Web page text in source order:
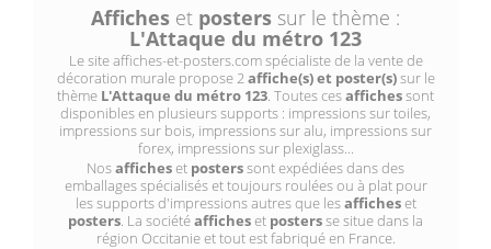
Affiches et posters sur le thème :
L'Attaque du métro 123
Le site affiches-et-posters.com spécialiste de la vente de
décoration murale propose 2affiche(s) et poster(s)sur le
thème L'Attaque du métro 123. Toutes cesaffichessont
disponibles en plusieurs supports : impressions sur toiles,
impressions sur bois, impressions sur alu, impressions sur
forex, impressions sur plexiglass...
Nosafficheset posterssont expédiées dans des
emballages spécialisés et toujours roulées ou à plat pour
les supports d'impressions autres que lesafficheset
posters. La sociétéafficheset postersse situe dans la
région Occitanie et tout est fabriqué en France.